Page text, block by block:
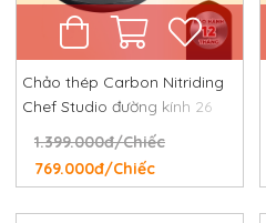
Chảo thép Carbon Nitriding
Chef Studio đường kính 26
cm, chống dính tự nhiên,
chống rỉ, chống xước
1.399.000đ/Chiếc
769.000đ/Chiếc